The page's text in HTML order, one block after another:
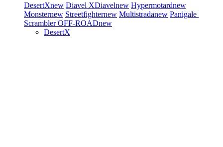
DesertXnew Diavel XDiavelnew Hypermotardnew
Monsternew Streetfighternew Multistradanew Panigale
ScramblerOFF-ROADnew
DesertX